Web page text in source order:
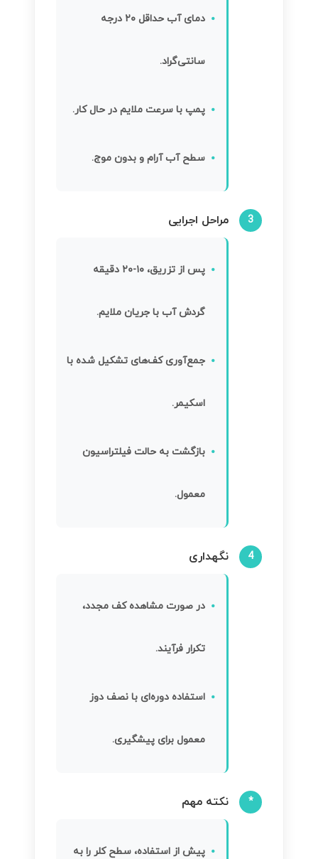
دمای آب حداقل ۲۰ درجه
سانتی‌گراد.
پمپ با سرعت ملایم در حال کار.
سطح آب آرام و بدون موج.
3 مراحل اجرایی
پس از تزریق، ۱۰-۲۰ دقیقه
گردش آب با جریان ملایم.
جمع‌آوری کف‌های تشکیل شده با
اسکیمر.
بازگشت به حالت فیلتراسیون
معمول.
4 نگهداری
در صورت مشاهده کف مجدد،
تکرار فرآیند.
استفاده دوره‌ای با نصف دوز
معمول برای پیشگیری.
* نکته مهم
پیش از استفاده، سطح کلر را به